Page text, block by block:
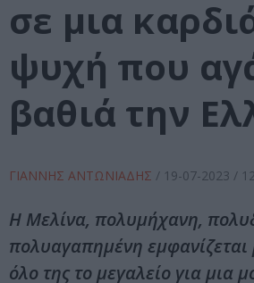
σε μια
ψυχή που
βαθιά την
ΓΙΑΝΝΗΣ ΑΝΤΩΝΙΑΔΗΣ / 19-07-2023 /
Η Μελίνα, πολυμήχανη,
πολυαγαπημένη
όλο της το μεγαλείο για μια